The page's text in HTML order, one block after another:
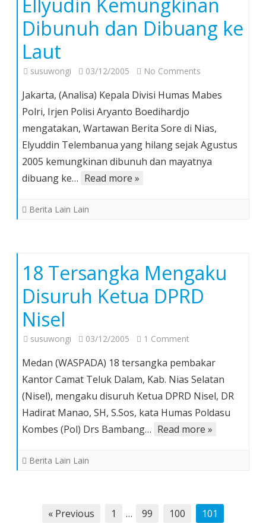
Dibunuh dan Dibuang ke
Laut
susuwongi 03/12/2005 No Comments
Polri:
Ellyudin
Kemungkinan
Dibunuh
Jakarta, (Analisa) Kepala Divisi Humas Mabes
Polri, Irjen Polisi Aryanto Boedihardjo
mengatakan, Wartawan Berita Sore di Nias,
Elyuddin Telembanua yang hilang sejak Agustus
2005 kemungkinan dibunuh dan mayatnya
dibuang ke… Read more »
Berita Lain Lain
18 Tersangka Mengaku
Disuruh Ketua DPRD
Nisel
susuwongi 03/12/2005 1 Comment
Tersangka
Mengaku
Disuruh
Ketua
DPRD
Medan (WASPADA) 18 tersangka pembakar
Kantor Camat Teluk Dalam, Kab. Nias Selatan
(Nisel), mengaku disuruh Ketua DPRD Nisel, DR
Hadirat Manao, SH, S.Sos, kata Humas Poldasu
Kombes (Pol) Drs Bambang… Read more »
Berita Lain Lain
« Previous 1 … 99 100 101